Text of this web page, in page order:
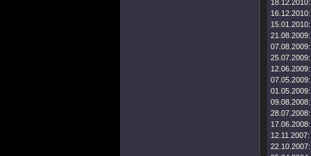
18.12.2010:
16.12.2010:
15.01.2010:
21.08.2009:
07.08.2009:
25.07.2009:
12.06.2009:
07.05.2009:
01.05.2009:
09.08.2008:
28.07.2008:
17.06.2008:
12.11.2007:
22.10.2007: